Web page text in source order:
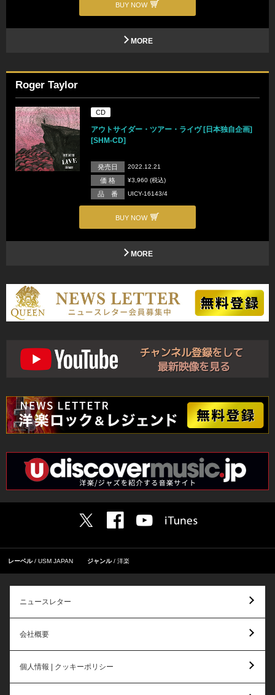
BUY NOW
MORE
Roger Taylor
CD
アウトサイダー・ツアー・ライヴ [日本独自企画]
[SHM-CD]
発売日 2022.12.21
価 格 ¥3,960 (税込)
品 番 UICY-16143/4
BUY NOW
MORE
レーベル USM JAPAN ジャンル 洋楽
ニュースレター
会社概要
個人情報 | クッキーポリシー